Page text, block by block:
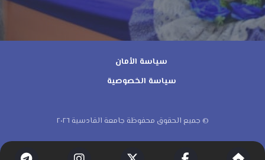
سياسة الأمان
سياسة الخصوصية
© جميع الحقوق محفوظة جامعة القادسية ٢٠٢٦